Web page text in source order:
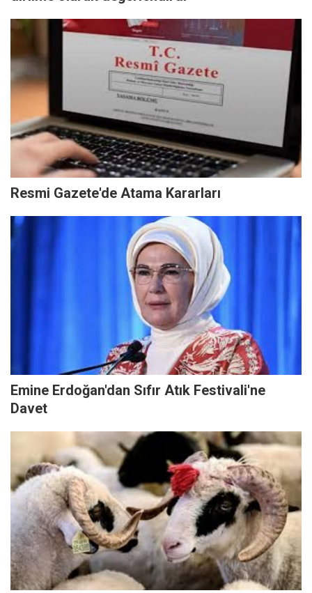
Resmi Gazete'de Atama Kararları
Emine Erdoğan'dan Sıfır Atık Festivali'ne
Davet